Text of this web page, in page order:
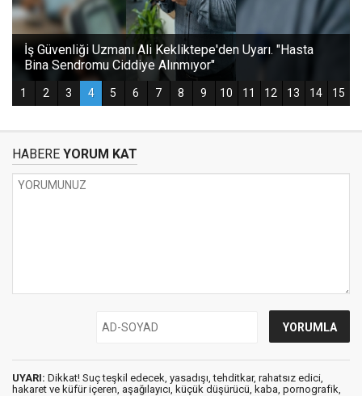
HABERE YORUM KAT
UYARI: Dikkat! Suç teşkil edecek, yasadışı, tehditkar, rahatsız edici,
hakaret ve küfür içeren, aşağılayıcı, küçük düşürücü, kaba, pornografik,